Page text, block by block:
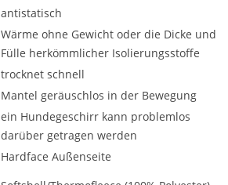
antistatisch
Wärme ohne Gewicht oder die Dicke und
Fülle herkömmlicher Isolierungsstoffe
trocknet schnell
Mantel geräuschlos in der Bewegung
ein Hundegeschirr kann problemlos
darüber getragen werden
Hardface Außenseite